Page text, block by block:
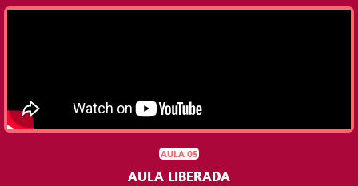
AULA 05
AULA LIBERADA